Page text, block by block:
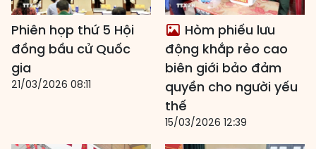
Phiên họp thứ 5 Hội
đồng bầu cử Quốc
gia
21/03/2026 08:11
Hòm phiếu lưu
động khắp rẻo cao
biên giới bảo đảm
quyền cho người yếu
thế
15/03/2026 12:39